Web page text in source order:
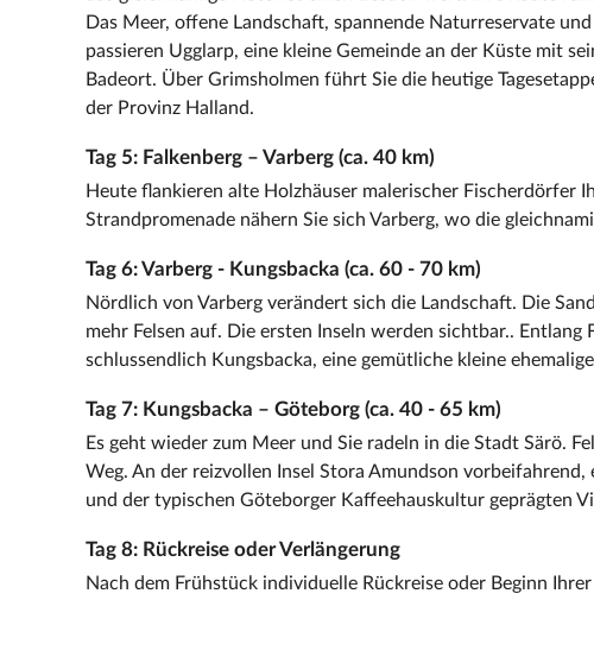
Das Meer, offene Landschaft, spannende Naturreservate
passieren Ugglarp, eine kleine Gemeinde an der Küste mit
Badeort. Über Grimsholmen führt Sie die heutige
der Provinz Halland.
Tag 5: Falkenberg – Varberg (ca. 40 km)
Heute flankieren alte Holzhäuser malerischer Fischerdörfer
Strandpromenade nähern Sie sich Varberg, wo die
Tag 6: Varberg - Kungsbacka (ca. 60 - 70 km)
Nördlich von Varberg verändert sich die Landschaft. Die
mehr Felsen auf. Die ersten Inseln werden sichtbar..
schlussendlich Kungsbacka, eine gemütliche kleine
Tag 7: Kungsbacka – Göteborg (ca. 40 - 65 km)
Es geht wieder zum Meer und Sie radeln in die Stadt Särö.
Weg. An der reizvollen Insel Stora Amundson
und der typischen Göteborger Kaffeehauskultur geprägten
Tag 8: Rückreise oder Verlängerung
Nach dem Frühstück individuelle Rückreise oder Beginn